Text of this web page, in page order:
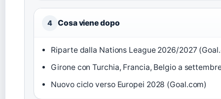
4 Cosa viene dopo
Riparte dalla Nations League 2026/2027
Girone con Turchia, Francia, Belgio a
Nuovo ciclo verso Europei 2028 (Goal.com)